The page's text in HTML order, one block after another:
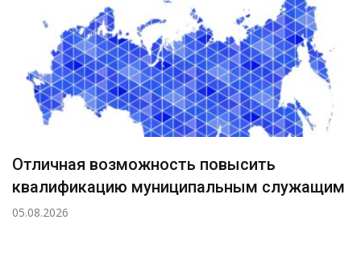
Отличная возможность повысить
квалификацию муниципальным служащим
05.08.2026